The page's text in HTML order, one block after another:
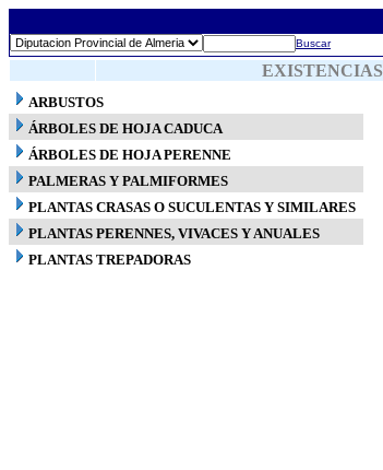
Buscar
EXISTENCIAS
ARBUSTOS
ÁRBOLES DE HOJA CADUCA
ÁRBOLES DE HOJA PERENNE
PALMERAS Y PALMIFORMES
PLANTAS CRASAS O SUCULENTAS Y SIMILARES
PLANTAS PERENNES, VIVACES Y ANUALES
PLANTAS TREPADORAS